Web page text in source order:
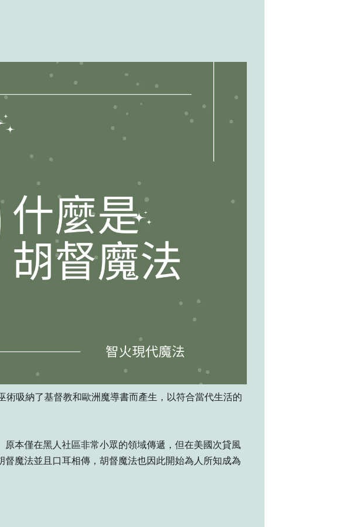
吸納了基督教和歐洲魔導書而產生，以符合當代生活的
本僅在黑人社區非常小眾的領域傳遞，但在美國次貸風
魔法並且口耳相傳，胡督魔法也因此開始為人所知成為